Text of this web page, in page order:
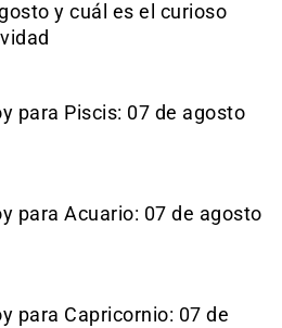
y cuál es el curioso
para Piscis: 07 de agosto
para Acuario: 07 de agosto
para Capricornio: 07 de